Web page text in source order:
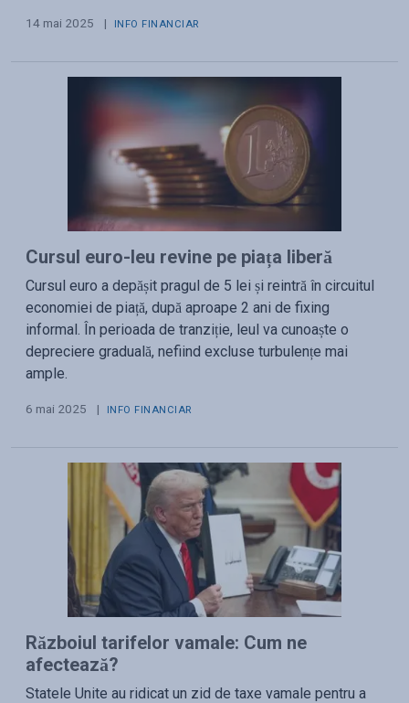
14 mai 2025 | INFO FINANCIAR
Cursul euro-leu revine pe piața liberă
Cursul euro a depășit pragul de 5 lei și reintră în circuitul
economiei de piață, după aproape 2 ani de fixing
informal. În perioada de tranziție, leul va cunoaște o
depreciere graduală, nefiind excluse turbulențe mai
ample.
6 mai 2025 | INFO FINANCIAR
Războiul tarifelor vamale: Cum ne
afectează?
Statele Unite au ridicat un zid de taxe vamale pentru a